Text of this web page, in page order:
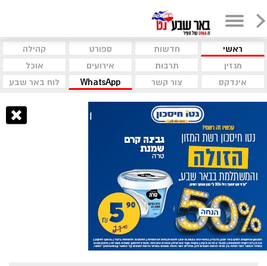
ראשי חדשות ספורט
קהילה
מגזין
תרבות אירועים
אוכל
אינדקס
צור קשר WhatsApp לוח באר שבע